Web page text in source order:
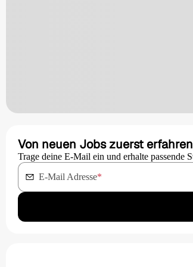
Von neuen Jobs zuerst
Trage deine E-Mail ein und erhalte passende
E-Mail Adresse*